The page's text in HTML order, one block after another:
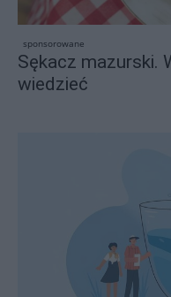
sponsorowane
Sękacz mazurski.
wiedzieć